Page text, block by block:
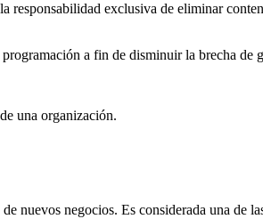
exclusiva de eliminar
a fin de disminuir la brecha de
una organización.
nuevos negocios. Es considerada una de